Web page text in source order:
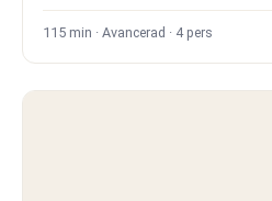
115 min · Avancerad · 4 pers